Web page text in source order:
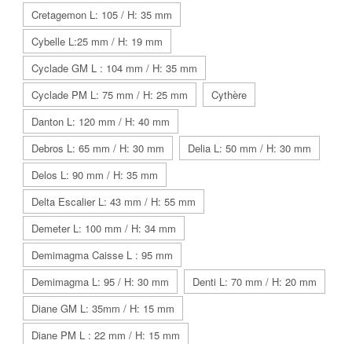
Cretagemon L: 105 / H: 35 mm
Cybelle L:25 mm / H: 19 mm
Cyclade GM L : 104 mm / H: 35 mm
Cyclade PM L: 75 mm / H: 25 mm
Cythère
Danton L: 120 mm / H: 40 mm
Debros L: 65 mm / H: 30 mm
Delia L: 50 mm / H: 30 mm
Delos L: 90 mm / H: 35 mm
Delta Escalier L: 43 mm / H: 55 mm
Demeter L: 100 mm / H: 34 mm
Demimagma Caisse L : 95 mm
Demimagma L: 95 / H: 30 mm
Denti L: 70 mm / H: 20 mm
Diane GM L: 35mm / H: 15 mm
Diane PM L : 22 mm / H: 15 mm